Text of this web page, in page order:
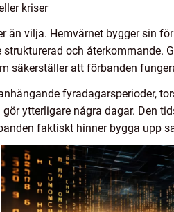
kriser
än vilja. Hemvärnet bygger sin
och
säkerställer att förbanden
fyradagarsperioder,
ytterligare några dagar. Den
faktiskt hinner bygga upp